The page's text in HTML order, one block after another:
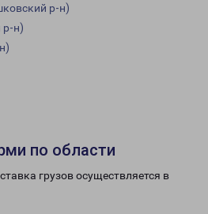
р-н)
р-н)
по области
грузов осуществляется в